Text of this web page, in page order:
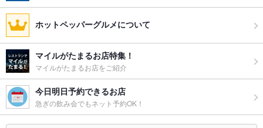
ホットペッパーグルメについて
マイルがたまるお店特集！
マイルがたまるお店をご紹介
今日明日予約できるお店
急ぎの飲み会でもネット予約OK！